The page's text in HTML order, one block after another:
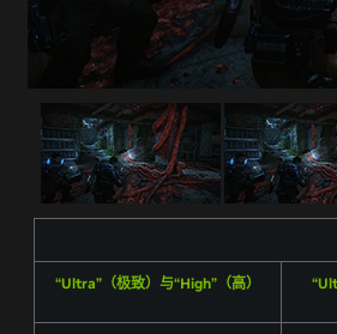
“Ultra”（极致）与“High”（高）